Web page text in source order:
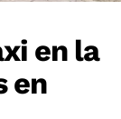
en la
en